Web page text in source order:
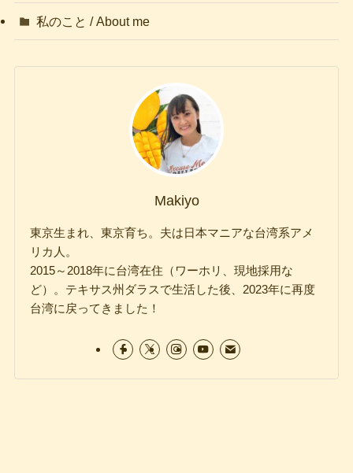
私のこと / About me
Makiyo
東京生まれ、東京育ち。夫は日本マニアな台湾系アメ
リカ人。
2015～2018年に台湾在住（ワーホリ、現地採用な
ど）。テキサス州ダラスで生活した後、2023年に再度
台湾に戻ってきました！